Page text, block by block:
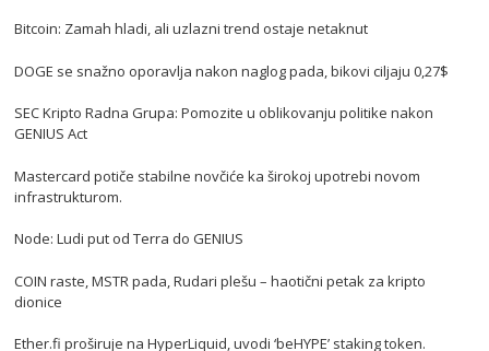
Bitcoin: Zamah hladi, ali uzlazni trend ostaje netaknut
DOGE se snažno oporavlja nakon naglog pada, bikovi ciljaju 0,27$
SEC Kripto Radna Grupa: Pomozite u oblikovanju politike nakon
GENIUS Act
Mastercard potiče stabilne novčiće ka širokoj upotrebi novom
infrastrukturom.
Node: Ludi put od Terra do GENIUS
COIN raste, MSTR pada, Rudari plešu – haotični petak za kripto
dionice
Ether.fi proširuje na HyperLiquid, uvodi ‘beHYPE’ staking token.